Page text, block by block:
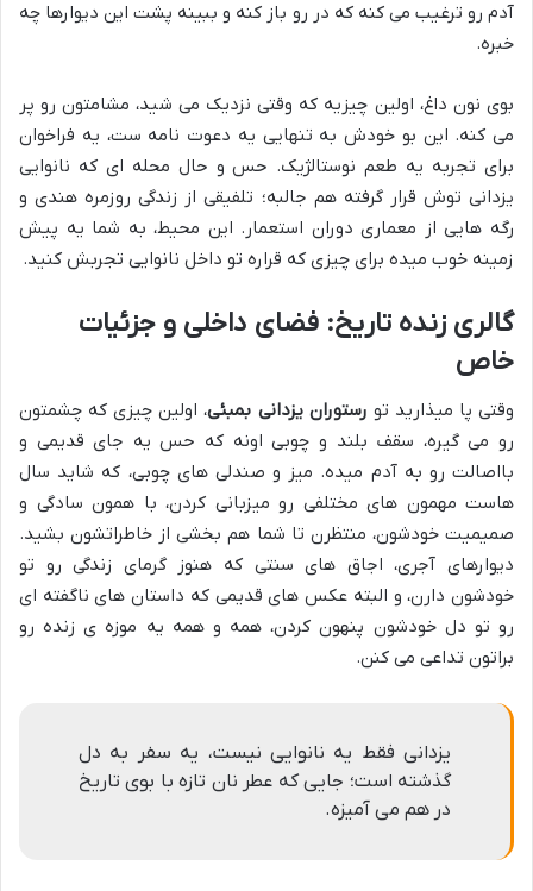
آدم رو ترغیب می کنه که در رو باز کنه و ببینه پشت این دیوارها چه
خبره.
بوی نون داغ، اولین چیزیه که وقتی نزدیک می شید، مشامتون رو پر
می کنه. این بو خودش به تنهایی یه دعوت نامه ست، یه فراخوان
برای تجربه یه طعم نوستالژیک. حس و حال محله ای که نانوایی
یزدانی توش قرار گرفته هم جالبه؛ تلفیقی از زندگی روزمره هندی و
رگه هایی از معماری دوران استعمار. این محیط، به شما یه پیش
زمینه خوب میده برای چیزی که قراره تو داخل نانوایی تجربش کنید.
گالری زنده تاریخ: فضای داخلی و جزئیات
خاص
وقتی پا میذارید تو رستوران یزدانی بمبئی، اولین چیزی که چشمتون
رو می گیره، سقف بلند و چوبی اونه که حس یه جای قدیمی و
بااصالت رو به آدم میده. میز و صندلی های چوبی، که شاید سال
هاست مهمون های مختلفی رو میزبانی کردن، با همون سادگی و
صمیمیت خودشون، منتظرن تا شما هم بخشی از خاطراتشون بشید.
دیوارهای آجری، اجاق های سنتی که هنوز گرمای زندگی رو تو
خودشون دارن، و البته عکس های قدیمی که داستان های ناگفته ای
رو تو دل خودشون پنهون کردن، همه و همه یه موزه ی زنده رو
براتون تداعی می کنن.
یزدانی فقط یه نانوایی نیست، یه سفر به دل
گذشته است؛ جایی که عطر نان تازه با بوی تاریخ
در هم می آمیزه.